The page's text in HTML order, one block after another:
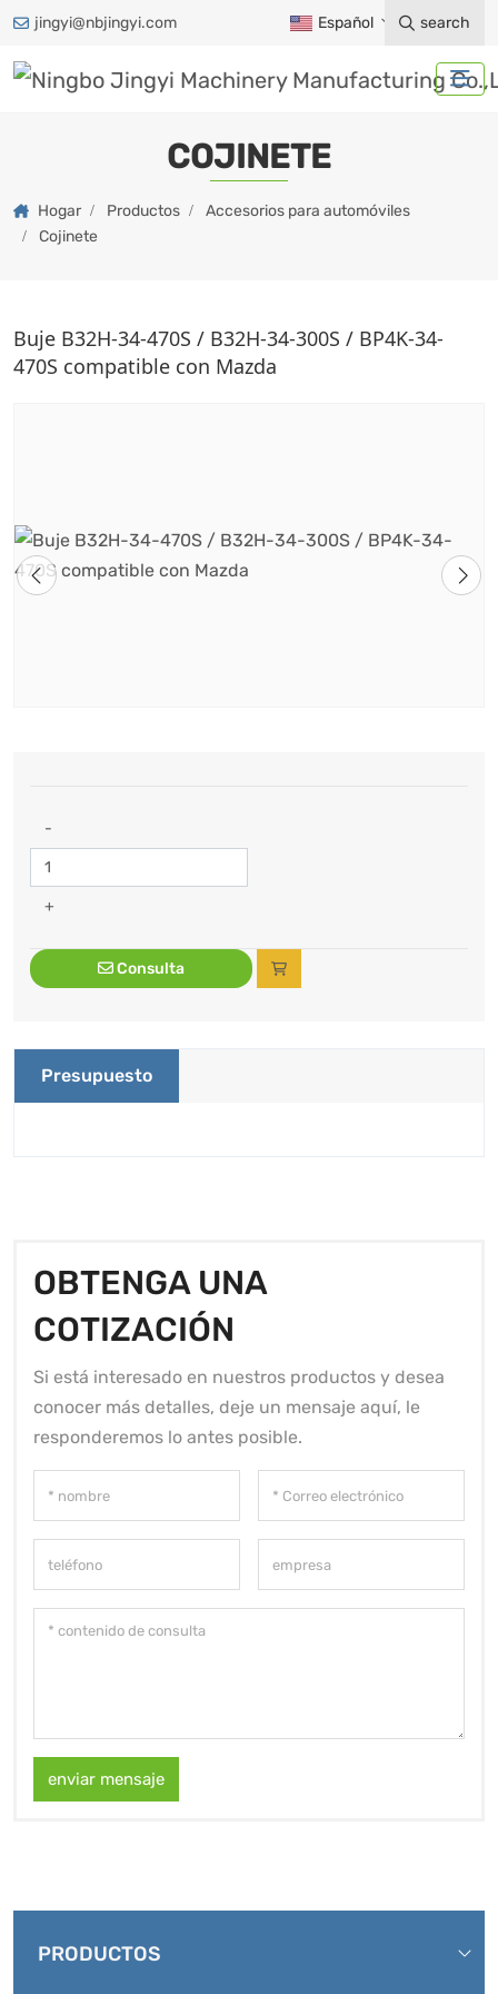
jingyi@nbjingyi.com Español search
COJINETE
Hogar Productos
Accesorios para automóviles
Cojinete
Buje B32H-34-470S / B32H-34-300S / BP4K-34-
470S compatible con Mazda
-
+
Consulta
Presupuesto
OBTENGA UNA
COTIZACIÓN
Si está interesado en nuestros productos y desea
conocer más detalles, deje un mensaje aquí, le
responderemos lo antes posible.
enviar mensaje
PRODUCTOS